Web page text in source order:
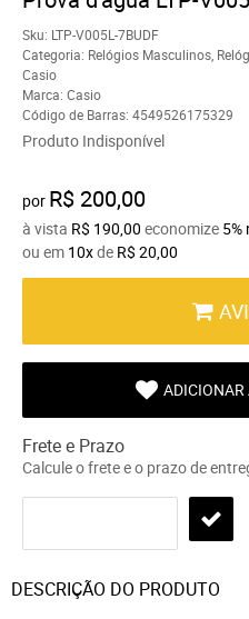
Sku: LTP-V005L-7BUDF
Categoria: Relógios Masculinos
Casio
Marca: Casio
Código de Barras: 4549526175329
Produto Indisponível
por R$ 200,00
à vista R$ 190,00 economize 5%
ou em 10xde R$ 20,00
ADICIONAR
Frete e Prazo
Calcule o frete e o prazo de
DESCRIÇÃO DO PRODUTO